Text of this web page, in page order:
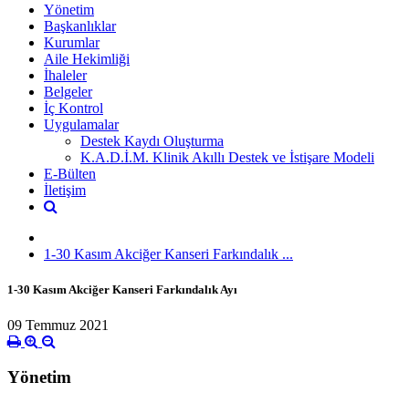
Yönetim
Başkanlıklar
Kurumlar
Aile Hekimliği
İhaleler
Belgeler
İç Kontrol
Uygulamalar
Destek Kaydı Oluşturma
K.A.D.İ.M. Klinik Akıllı Destek ve İstişare Modeli
E-Bülten
İletişim
1-30 Kasım Akciğer Kanseri Farkındalık ...
1-30 Kasım Akciğer Kanseri Farkındalık Ayı
09 Temmuz 2021
Yönetim